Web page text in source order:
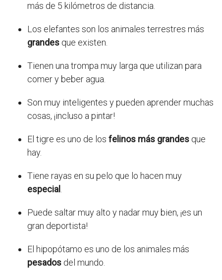
más de 5 kilómetros de distancia.
Los elefantes son los animales terrestres más
grandes que existen.
Tienen una trompa muy larga que utilizan para
comer y beber agua.
Son muy inteligentes y pueden aprender muchas
cosas, ¡incluso a pintar!
El tigre es uno de los felinos más grandes que
hay.
Tiene rayas en su pelo que lo hacen muy
especial
Puede saltar muy alto y nadar muy bien, ¡es un
gran deportista!
El hipopótamo es uno de los animales más
pesados del mundo.